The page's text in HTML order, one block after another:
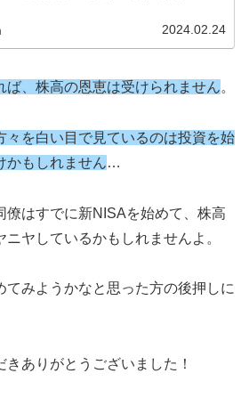
2024.02.24
ば、株高の恩恵は受けられません。
々を白い目で見ているのは投資を始
かもしれません…
僚はすでに新NISAを始めて、株高
ヤしているかもしれませんよ。
てみようかなと思った方の後押しに
ありがとうございました！